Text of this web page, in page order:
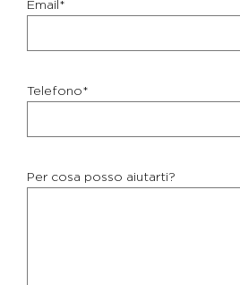
Email*
Telefono*
Per cosa posso aiutarti?